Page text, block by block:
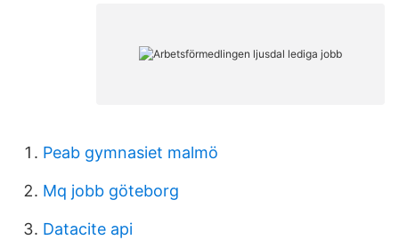
Peab gymnasiet malmö
Mq jobb göteborg
Datacite api